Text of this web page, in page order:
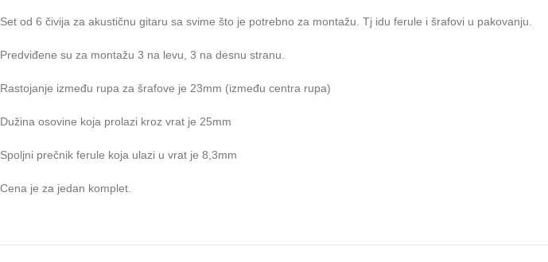
Set od 6 čivija za akustičnu gitaru sa svime što je potrebno za montažu. Tj idu ferule i šrafovi u pakovanju.
Predviđene su za montažu 3 na levu, 3 na desnu stranu.
Rastojanje između rupa za šrafove je 23mm (između centra rupa)
Dužina osovine koja prolazi kroz vrat je 25mm
Spoljni prečnik ferule koja ulazi u vrat je 8,3mm
Cena je za jedan komplet.